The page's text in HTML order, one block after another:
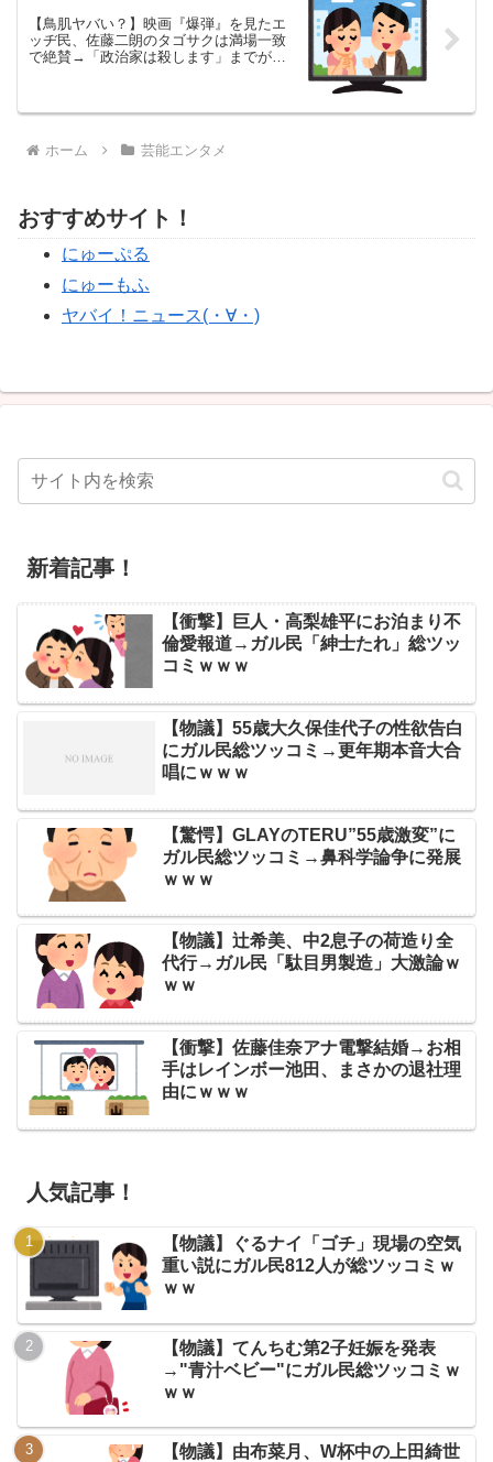
【鳥肌ヤバい？】映画『爆弾』を見たエ
ッヂ民、佐藤二朗のタゴサクは満場一致
で絶賛→「政治家は殺します」までがピ
ホーム 芸能エンタメ
おすすめサイト！
にゅーぷる
にゅーもふ
ヤバイ！ニュース(・∀・)
新着記事！
【衝撃】巨人・高梨雄平にお泊まり不
倫愛報道→ガル民「紳士たれ」総ツッ
コミｗｗｗ
【物議】55歳大久保佳代子の性欲告白
にガル民総ツッコミ→更年期本音大合
唱にｗｗｗ
【驚愕】GLAYのTERU”55歳激変”に
ガル民総ツッコミ→鼻科学論争に発展
ｗｗｗ
【物議】辻希美、中2息子の荷造り全
代行→ガル民「駄目男製造」大激論ｗ
ｗｗ
【衝撃】佐藤佳奈アナ電撃結婚→お相
手はレインボー池田、まさかの退社理
由にｗｗｗ
人気記事！
【物議】ぐるナイ「ゴチ」現場の空気
重い説にガル民812人が総ツッコミｗ
ｗｗ
【物議】てんちむ第2子妊娠を発表
→"青汁ベビー"にガル民総ツッコミｗ
ｗｗ
【物議】由布菜月、W杯中の上田綺世